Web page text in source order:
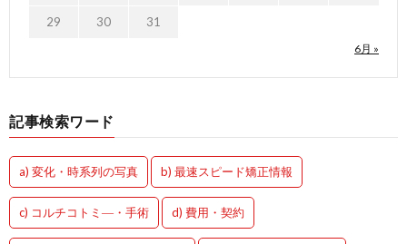
6月 »
29 30 31
記事検索ワード
a) 変化・時系列の写真 b) 最速スピード矯正情報
c) コルチコトミ―・手術 d) 費用・契約